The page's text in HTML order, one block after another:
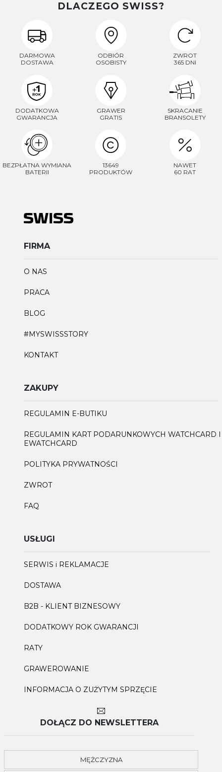
DLACZEGO SWISS?
DARMOWA
DOSTAWA
ODBIÓR
OSOBISTY
ZWROT
365 DNI
DODATKOWA
GWARANCJA
GRAWER
GRATIS
SKRACANIE
BRANSOLETY
BEZPŁATNA WYMIANA
BATERII
13649
PRODUKTÓW
NAWET
60 RAT
FIRMA
O NAS
PRACA
BLOG
#MYSWISSSTORY
KONTAKT
ZAKUPY
REGULAMIN E-BUTIKU
REGULAMIN KART PODARUNKOWYCH WATCHCARD I
EWATCHCARD
POLITYKA PRYWATNOŚCI
ZWROT
FAQ
USŁUGI
SERWIS i REKLAMACJE
DOSTAWA
B2B - KLIENT BIZNESOWY
DODATKOWY ROK GWARANCJI
RATY
GRAWEROWANIE
INFORMACJA O ZUŻYTYM SPRZĘCIE
DOŁĄCZ DO NEWSLETTERA
MĘŻCZYZNA